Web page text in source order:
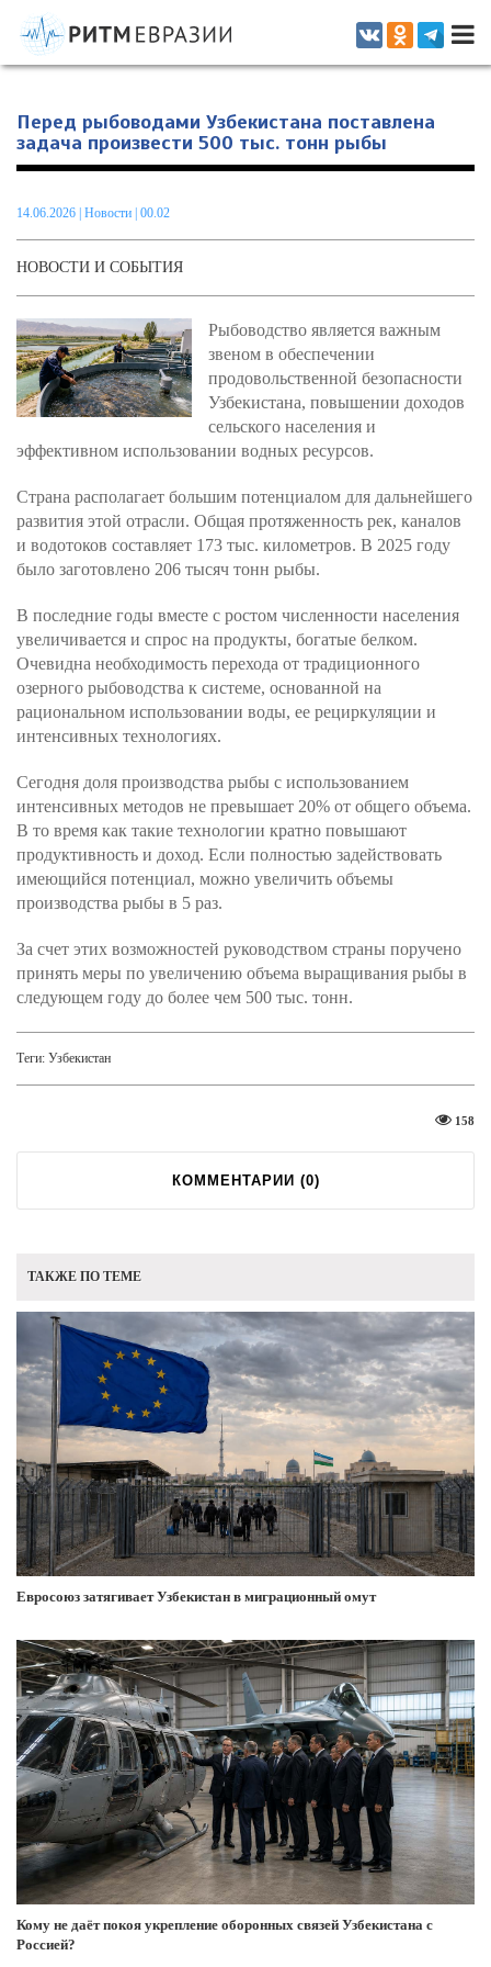
Информационно-аналитическое издание, посвященное актуальным
проблемам интеграции на постсоветском пространстве
Перед рыбоводами Узбекистана поставлена
задача произвести 500 тыс. тонн рыбы
14.06.2026 Новости | 00.02
НОВОСТИ И СОБЫТИЯ
Рыбоводство является важным
звеном в обеспечении
продовольственной безопасности
Узбекистана, повышении доходов
сельского населения и
эффективном использовании водных ресурсов.
Страна располагает большим потенциалом для дальнейшего
развития этой отрасли. Общая протяженность рек, каналов
и водотоков составляет 173 тыс. километров. В 2025 году
было заготовлено 206 тысяч тонн рыбы.
В последние годы вместе с ростом численности населения
увеличивается и спрос на продукты, богатые белком.
Очевидна необходимость перехода от традиционного
озерного рыбоводства к системе, основанной на
рациональном использовании воды, ее рециркуляции и
интенсивных технологиях.
Сегодня доля производства рыбы с использованием
интенсивных методов не превышает 20% от общего объема.
В то время как такие технологии кратно повышают
продуктивность и доход. Если полностью задействовать
имеющийся потенциал, можно увеличить объемы
производства рыбы в 5 раз.
За счет этих возможностей руководством страны поручено
принять меры по увеличению объема выращивания рыбы в
следующем году до более чем 500 тыс. тонн.
Теги: Узбекистан
158
КОММЕНТАРИИ (0)
ТАКЖЕ ПО ТЕМЕ
Евросоюз затягивает Узбекистан в миграционный омут
Кому не даёт покоя укрепление оборонных связей Узбекистана с
Россией?